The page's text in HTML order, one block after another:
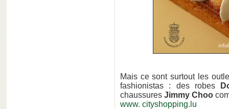
Mais ce sont surtout les
fashionistas : des robes
chaussures Jimmy Choo
www. cityshopping.lu